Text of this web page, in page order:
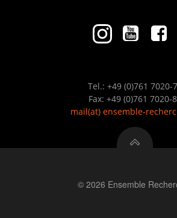
Tel.: +49 (0)761 7020-
Fax: +49 (0)761 7020-
mail(at) ensemble-
© 2026 Ensemble